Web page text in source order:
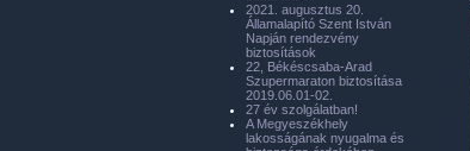
2021. augusztus 20.
Államalapító Szent István
Napján rendezvény
biztosítások
22, Békéscsaba-Arad
Szupermaraton biztosítása
2019.06.01-02.
27 év szolgálatban!
A Megyeszékhely
lakosságának nyugalma és